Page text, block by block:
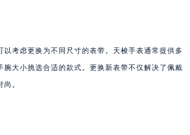
考虑更换为不同尺寸的表带。天梭手表通常提供多
腕大小挑选合适的款式。更换新表带不仅解决了佩戴
。